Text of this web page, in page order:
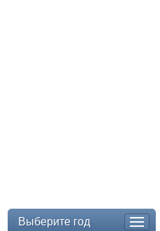
Выберите год